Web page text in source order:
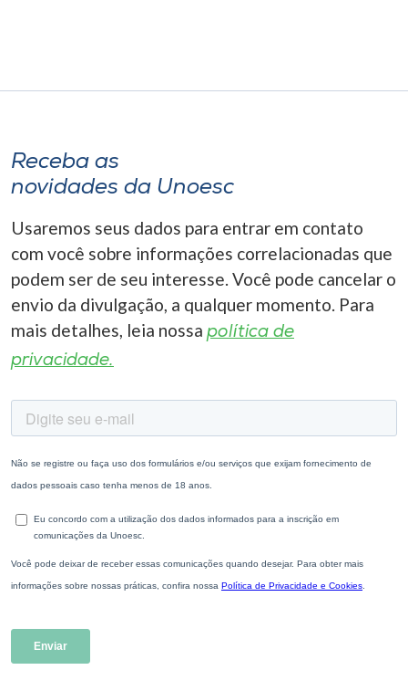
Receba as
novidades da Unoesc
Usaremos seus dados para entrar em contato
com você sobre informações correlacionadas que
podem ser de seu interesse. Você pode cancelar o
envio da divulgação, a qualquer momento. Para
mais detalhes, leia nossa política de
privacidade.